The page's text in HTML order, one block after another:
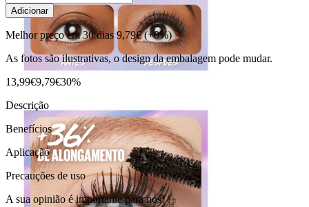
Adicionar
Melhor preço em 30 dias 9,79€ (+0%)
As fotos são ilustrativas, o design da embalagem pode mudar.
13,99€9,79€30%
Descrição
Benefícios
Aplicação
Precauções de uso
A sua opinião é importante para nós!